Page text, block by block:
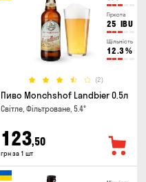
Гіркота
25 IBU
Щільність
12.3%
(2)
Пиво Monchshof Landbier 0.5л
Світле, Фільтроване, 5.4°
123,50
грн за 1 шт